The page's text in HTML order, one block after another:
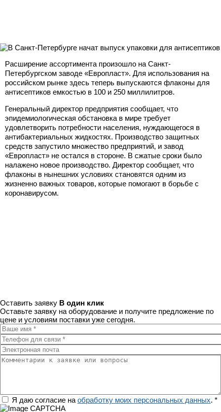
Расширение ассортимента произошло на Санкт-
Петербургском заводе «Европласт». Для использования на
российском рынке здесь теперь выпускаются флаконы для
антисептиков емкостью в 100 и 250 миллилитров.
Генеральный директор предприятия сообщает, что
эпидемиологическая обстановка в мире требует
удовлетворить потребности населения, нуждающегося в
антибактериальных жидкостях. Производство защитных
средств запустило множество предприятий, и завод
«Европласт» не остался в стороне. В сжатые сроки было
налажено новое производство. Директор сообщает, что
флаконы в нынешних условиях становятся одним из
жизненно важных товаров, которые помогают в борьбе с
коронавирусом.
Оставить заявку В один клик
Оставьте заявку на оборудование и получите предложение по
цене и условиям поставки уже сегодня.
Ваше имя*
Телефон для связи
Электронная почта
Комментарии к заявке или вопросы
РегионЯ даю согласие на обработку моих персональных данных. *